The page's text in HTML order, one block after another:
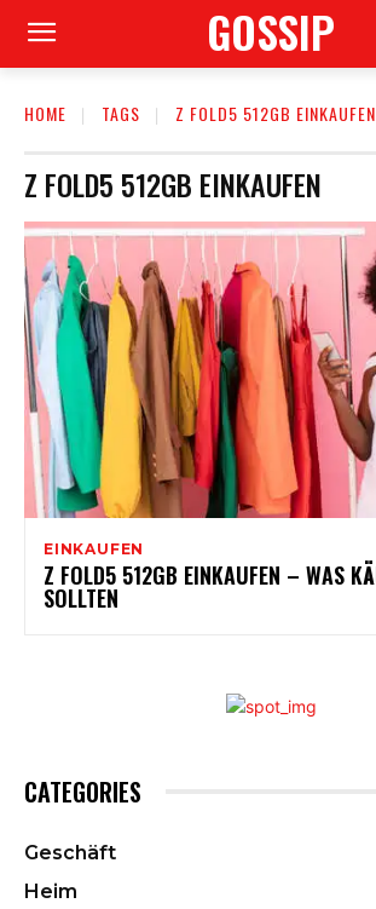
GOSSIP
HOME TAGS Z FOLD5 512GB EINKAUFEN
Z FOLD5 512GB EINKAUFEN
EINKAUFEN
Z FOLD5 512GB EINKAUFEN – WAS
SOLLTEN
CATEGORIES
Geschäft
Heim